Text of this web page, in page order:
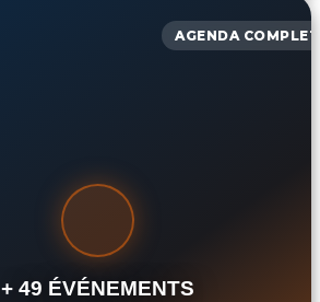
AGENDA COMPLET
+ 49 ÉVÉNEMENTS